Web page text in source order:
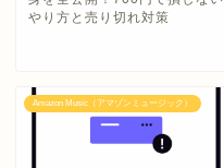
やり方と売り切れ対策
Amazon Music（アマゾンミュージック）